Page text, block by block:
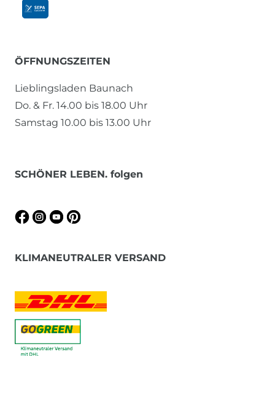
ÖFFNUNGSZEITEN
Lieblingsladen Baunach
Do. & Fr. 14.00 bis 18.00 Uhr
Samstag 10.00 bis 13.00 Uhr
SCHÖNER LEBEN. folgen
KLIMANEUTRALER VERSAND